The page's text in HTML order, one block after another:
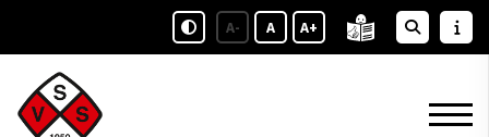
A- A A+